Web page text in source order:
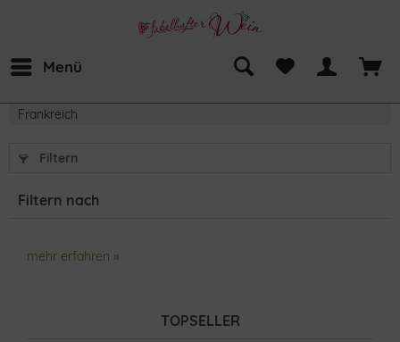
Menü
Frankreich
Filtern
Filtern nach
mehr erfahren »
TOPSELLER